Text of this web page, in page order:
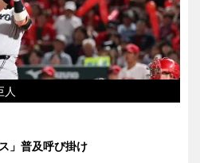
人
」普及呼び掛け